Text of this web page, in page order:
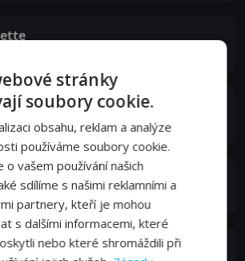
stránky
soubory cookie.
obsahu, reklam a analýze
používáme soubory cookie.
o vašem používání našich
sdílíme s našimi reklamními a
partnery, kteří je mohou
s dalšími informacemi, které
nebo které shromáždili při